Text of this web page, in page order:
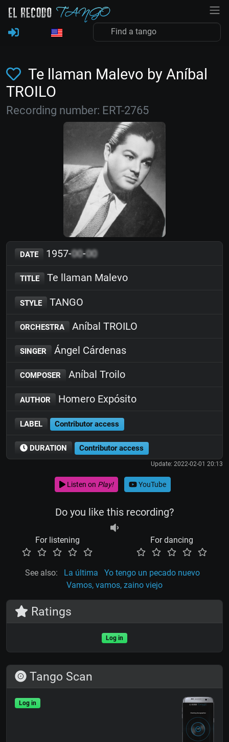
Te llaman Malevo by Aníbal
TROILO
Recording number: ERT-2765
DATE 1957-00-00
TITLE Te llaman Malevo
STYLE TANGO
ORCHESTRA Aníbal TROILO
SINGER Ángel Cárdenas
COMPOSER Aníbal Troilo
AUTHOR Homero Expósito
LABEL Contributor access
DURATION Contributor access
Update: 2022-02-01 20:13
Listen on Play! YouTube
Do you like this recording?
For listening For dancing
See also: La última
Yo tengo un pecado nuevo
Vamos, vamos, zaino viejo
Ratings
Log in
Tango Scan
Log in